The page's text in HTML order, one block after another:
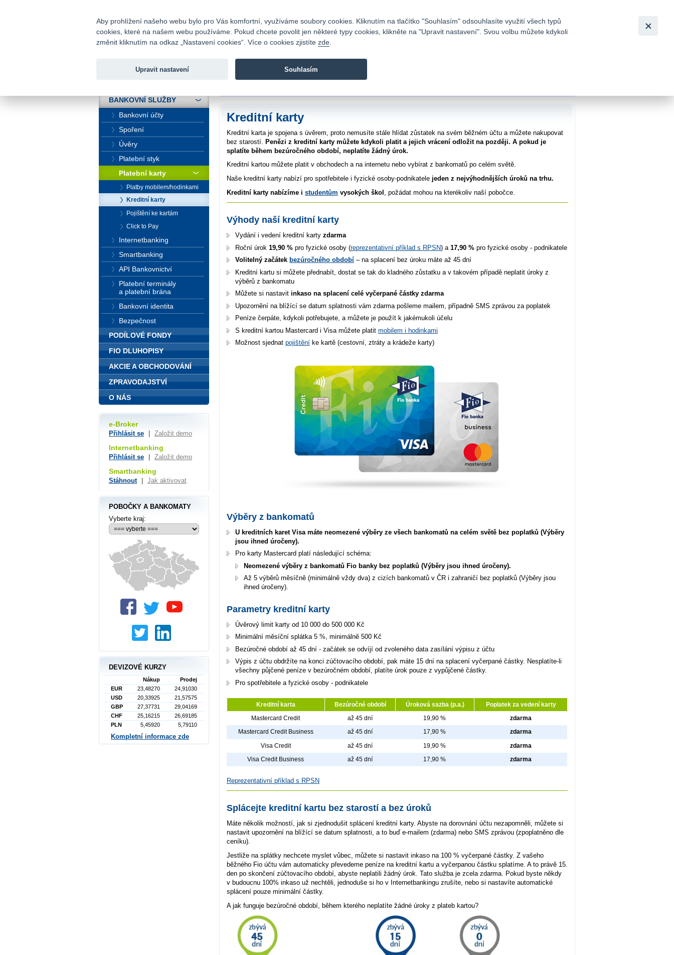
Fio banka
Fio banka je moderní česká banka. Poskytuje účty bez poplatků a
Kreditní karty
Kreditní karta je spojena s úvěrem, proto nemusíte stále hlídat zůstatek na svém běžném účtu a můžete nakupovat
bez starostí. Penězi z kreditní karty můžete kdykoli platit a jejich vrácení odložit na později. A pokud je
splatíte během bezúročného období, neplatíte žádný úrok.
Kreditní kartou můžete platit v obchodech a na internetu nebo vybírat z bankomatů po celém světě.
Naše kreditní karty nabízí pro spotřebitele i fyzické osoby-podnikatele jeden z nejvýhodnějších úroků na trhu.
Kreditní karty nabízíme i studentům vysokých škol , požádat mohou na kterékoliv naší pobočce.
Výhody naší kreditní karty
Vydání i vedení kreditní karty zdarma
Roční úrok 19,90 % pro fyzické osoby (reprezentativní příklad s RPSN) a 17,90 % pro fyzické osoby - podnikatele
Volitelný začátek bezúročného období – na splacení bez úroku máte až 45 dní
Kreditní kartu si můžete přednabít, dostat se tak do kladného zůstatku a v takovém případě neplatit úroky z
výběrů z bankomatu
Můžete si nastavit inkaso na splacení celé vyčerpané částky zdarma
Upozornění na blížící se datum splatnosti vám zdarma pošleme mailem, případně SMS zprávou za poplatek
Peníze čerpáte, kdykoli potřebujete, a můžete je použít k jakémukoli účelu
S kreditní kartou Mastercard i Visa můžete platit mobilem i hodinkami
Možnost sjednat pojištění ke kartě (cestovní, ztráty a krádeže karty)
Výběry z bankomatů
U kreditních karet Visa máte neomezené výběry ze všech bankomatů na celém světě bez poplatků (Výběry
jsou ihned úročeny).
Pro karty Mastercard platí následující schéma:
Neomezené výběry z bankomatů Fio banky bez poplatků (Výběry jsou ihned úročeny).
Až 5 výběrů měsíčně (minimálně vždy dva) z cizích bankomatů v ČR i zahraničí bez poplatků (Výběry jsou
ihned úročeny).
Parametry kreditní karty
Úvěrový limit karty od 10 000 do 500 000 Kč
Minimální měsíční splátka 5 %, minimálně 500 Kč
Bezúročné období až 45 dní - začátek se odvíjí od zvoleného data zasílání výpisu z účtu
Výpis z účtu obdržíte na konci zúčtovacího období, pak máte 15 dní na splacení vyčerpané částky. Nesplatíte-li
všechny půjčené peníze v bezúročném období, platíte úrok pouze z vypůjčené částky.
Pro spotřebitele a fyzické osoby - podnikatele
Kreditní karta Bezúročné období Úroková sazba (p.a.)
Poplatek za vedení karty
Mastercard Credit
až 45 dní 19,90 %
zdarma
Mastercard Credit Business
až 45 dní 17,90 %
zdarma
Visa Credit
až 45 dní 19,90 %
zdarma
Visa Credit Business
až 45 dní 17,90 % zdarma
Reprezentativní příklad s RPSN
Splácejte kreditní kartu bez starostí a bez úroků
Máte několik možností, jak si zjednodušit splácení kreditní karty. Abyste na dorovnání účtu nezapomněli, můžete si
nastavit upozornění na blížící se datum splatnosti, a to buď e-mailem (zdarma) nebo SMS zprávou (zpoplatněno dle
ceníku).
Jestliže na splátky nechcete myslet vůbec, můžete si nastavit inkaso na 100 % vyčerpané částky. Z vašeho
běžného Fio účtu vám automaticky převedeme peníze na kreditní kartu a vyčerpanou částku splatíme. A to právě 15.
den po skončení zúčtovacího období, abyste neplatili žádný úrok. Tato služba je zcela zdarma. Pokud byste někdy
v budoucnu 100% inkaso už nechtěli, jednoduše si ho v Internetbankingu zrušíte, nebo si nastavíte automatické
splácení pouze minimální částky.
A jak funguje bezúročné období, během kterého neplatíte žádné úroky z plateb kartou?
BANKOVNÍ SLUŽBY
Bankovní účty
Spoření
Úvěry
Platební styk
Platební karty
Platby mobilem/hodinkami
Kreditní karty
Pojištění ke kartám
Click to Pay
Internetbanking
Smartbanking
API Bankovnictví
Platební terminály
a platební brána
Bankovní identita
Bezpečnost
PODÍLOVÉ FONDY
FIO DLUHOPISY
AKCIE A OBCHODOVÁNÍ
ZPRAVODAJSTVÍ
O NÁS
e-Broker
Přihlásit se Založit demo
Internetbanking
Přihlásit se Založit demo
Smartbanking
Stáhnout Jak aktivovat
POBOČKY A BANKOMATY
Vyberte kraj:
DEVIZOVÉ KURZY
Nákup
Prodej
EUR
23,48270
24,91030
USD
20,33925
21,57575
GBP
27,37731
29,04169
CHF
25,16215
26,69185
PLN
5,45920 5,79110
Kompletní informace zde
Aby prohlížení našeho webu bylo pro Vás komfortní, využíváme soubory cookies. Kliknutím na tlačítko "Souhlasím" odsouhlasíte využití všech typů
cookies, které na našem webu používáme. Pokud chcete povolit jen některé typy cookies, klikněte na "Upravit nastavení". Svou volbu můžete kdykoli
změnit kliknutím na odkaz „Nastavení cookies“. Více o cookies zjistíte zde
Upravit nastavení Souhlasím